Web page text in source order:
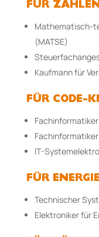
FÜR
(MATSE)
Kaufmann für
FÜR CODE-
IT-
FÜR
Technischer
Elektroniker für